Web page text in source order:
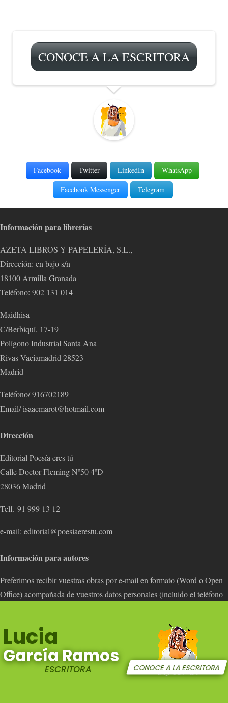
CONOCE A LA ESCRITORA
Facebook Twitter LinkedIn
WhatsApp
Facebook Messenger
Telegram
Información para librerías
AZETA LIBROS Y PAPELERÍA, S.L.,
Dirección: cn bajo s/n
18100 Armilla Granada
Teléfono: 902 131 014
Maidhisa
C/Berbiquí, 17-19
Polígono Industrial Santa Ana
Rivas Vaciamadrid 28523
Madrid
Teléfono/ 916702189
Email/ isaacmarot@hotmail.com
Dirección
Editorial Poesía eres tú
Calle Doctor Fleming Nº50 4ºD
28036 Madrid
Telf.-91 999 13 12
e-mail: editorial@poesiaerestu.com
Información para autores
Preferimos recibir vuestras obras por e-mail en formato (Word o Open
Office) acompañada de vuestros datos personales (incluido el teléfono
¡Publicamos también obras de autores nuevos!
Política de adquisiciones
Lucia